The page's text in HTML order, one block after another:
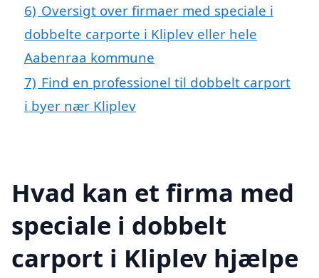
6) Oversigt over firmaer med speciale i
dobbelte carporte i Kliplev eller hele
Aabenraa kommune
7) Find en professionel til dobbelt carport
i byer nær Kliplev
Hvad kan et firma med
speciale i dobbelt
carport i Kliplev hjælpe